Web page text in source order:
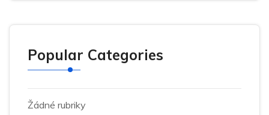
Popular Categories
Žádné rubriky